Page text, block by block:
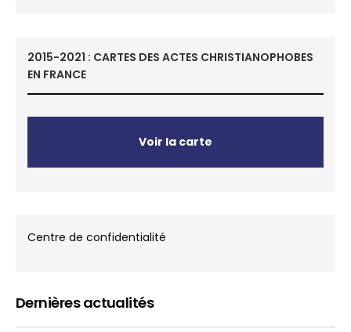
2015-2021 : CARTES DES ACTES CHRISTIANOPHOBES
EN FRANCE
Voir la carte
Centre de confidentialité
Dernières actualités